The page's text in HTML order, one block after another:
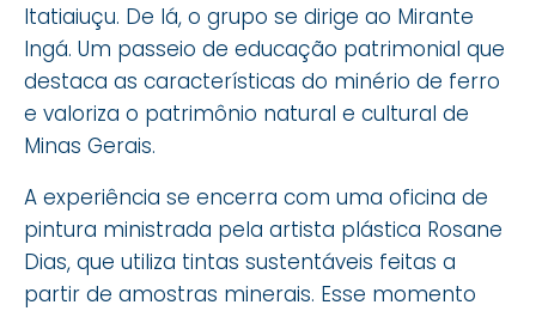
Itatiaiuçu. De lá, o grupo se dirige ao Mirante
Ingá. Um passeio de educação patrimonial que
destaca as características do minério de ferro
e valoriza o patrimônio natural e cultural de
Minas Gerais.
A experiência se encerra com uma oficina de
pintura ministrada pela artista plástica Rosane
Dias, que utiliza tintas sustentáveis feitas a
partir de amostras minerais. Esse momento